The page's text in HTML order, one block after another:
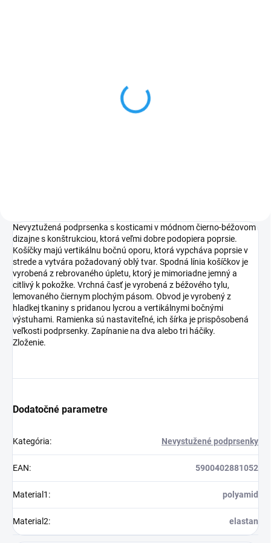
Nevyztužená podprsenka s kosticami v módnom čierno-béžovom
dizajne s konštrukciou, ktorá veľmi dobre podopiera poprsie.
Košíčky majú vertikálnu bočnú oporu, ktorá vypcháva poprsie v
strede a vytvára požadovaný oblý tvar. Spodná línia košíčkov je
vyrobená z rebrovaného úpletu, ktorý je mimoriadne jemný a
citlivý k pokožke. Vrchná časť je vyrobená z béžového tylu,
lemovaného čiernym plochým pásom. Obvod je vyrobený z
hladkej tkaniny s pridanou lycrou a vertikálnymi bočnými
výstuhami. Ramienka sú nastaviteľné, ich šírka je prispôsobená
veľkosti podprsenky. Zapínanie na dva alebo tri háčiky.
Zloženie.
Dodatočné parametre
Kategória: Nevystužené podprsenky
EAN: 5900402881052
Material1 : polyamid
Material2: elastan